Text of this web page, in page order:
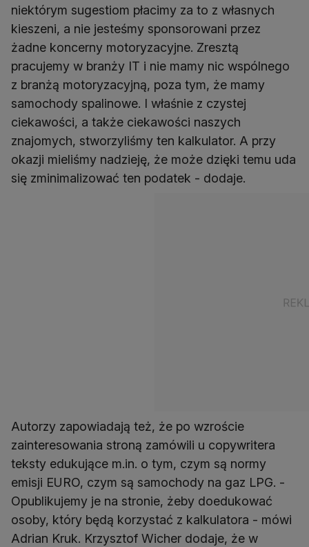
niektórym sugestiom płacimy za to z własnych
kieszeni, a nie jesteśmy sponsorowani przez
żadne koncerny motoryzacyjne. Zresztą
pracujemy w branży IT i nie mamy nic wspólnego
z branżą motoryzacyjną, poza tym, że mamy
samochody spalinowe. I właśnie z czystej
ciekawości, a także ciekawości naszych
znajomych, stworzyliśmy ten kalkulator. A przy
okazji mieliśmy nadzieję, że może dzięki temu uda
się zminimalizować ten podatek - dodaje.
Autorzy zapowiadają też, że po wzroście
zainteresowania stroną zamówili u copywritera
teksty edukujące m.in. o tym, czym są normy
emisji EURO, czym są samochody na gaz LPG. -
Opublikujemy je na stronie, żeby doedukować
osoby, który będą korzystać z kalkulatora - mówi
Adrian Kruk. Krzysztof Wicher dodaje, że w